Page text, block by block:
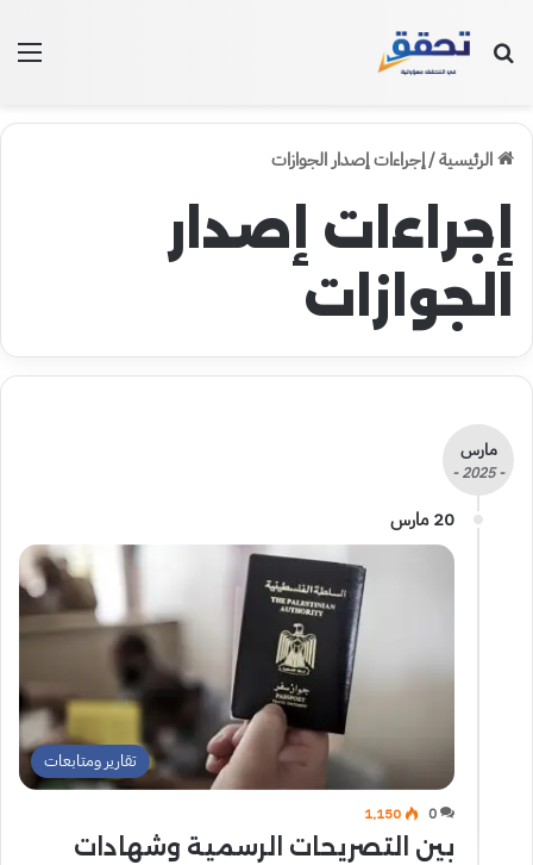
بحث عن
الرئيسية/إجراءات إصدار الجوازات
إجراءات إصدار
الجوازات
مارس
- 2025 -
20 مارس
تقارير ومتابعات
0 1٬150
بين التصريحات الرسمية وشهادات